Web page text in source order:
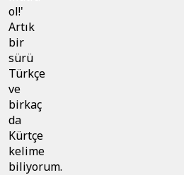
ol!'
Artık
bir
sürü
Türkçe
ve
birkaç
da
Kürtçe
kelime
biliyorum.